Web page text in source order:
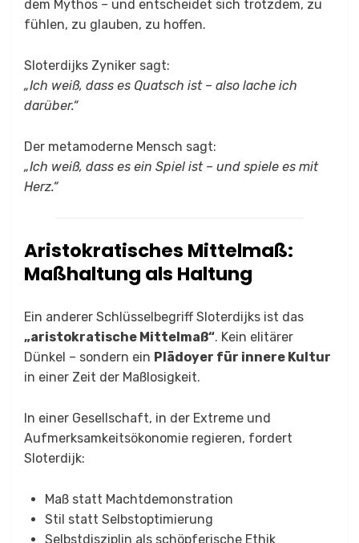
dem Mythos – und entscheidet sich trotzdem, zu
fühlen, zu glauben, zu hoffen.
Sloterdijks Zyniker sagt:
„Ich weiß, dass es Quatsch ist – also lache ich
darüber.“
Der metamoderne Mensch sagt:
„Ich weiß, dass es ein Spiel ist – und spiele es mit
Herz.“
Aristokratisches Mittelmaß:
Maßhaltung als Haltung
Ein anderer Schlüsselbegriff Sloterdijks ist das
„aristokratische Mittelmaß“. Kein elitärer
Dünkel – sondern ein Plädoyer für innere Kultur
in einer Zeit der Maßlosigkeit.
In einer Gesellschaft, in der Extreme und
Aufmerksamkeitsökonomie regieren, fordert
Sloterdijk:
Maß statt Machtdemonstration
Stil statt Selbstoptimierung
Selbstdisziplin als schöpferische Ethik